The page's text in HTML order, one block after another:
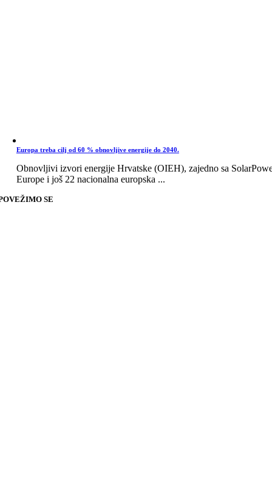
Europa treba cilj od 60 % obnovljive energije do 2040.
Obnovljivi izvori energije Hrvatske (OIEH), zajedno sa
Europe i još 22 nacionalna europska ...
SE